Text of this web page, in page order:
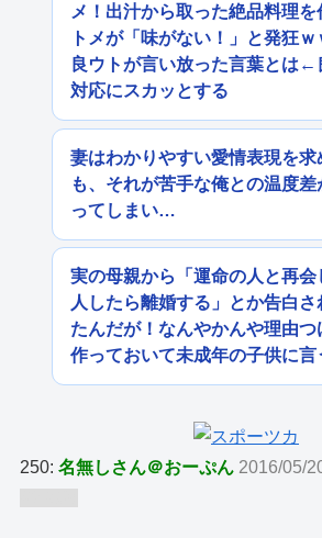
メ！出汁から取った絶品料理
トメが「味がない！」と発狂
良ウトが言い放った言葉とは←
対応にスカッとする
妻はわかりやすい愛情表現を
も、それが苦手な俺との温度
ってしまい…
実の母親から「運命の人と再
人したら離婚する」とか告白
たんだが！なんやかんや理由つ
作っておいて未成年の子供に言
250:名無しさん＠おーぷん 2016/05/